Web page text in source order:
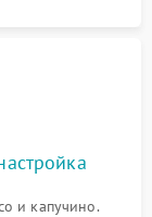
и капучино.